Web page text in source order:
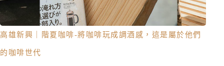
高雄新興｜階夏咖啡-將咖啡玩成調酒感，這是屬於他們
的咖啡世代